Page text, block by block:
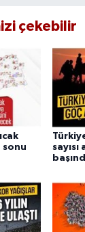
çekebilir
sonu